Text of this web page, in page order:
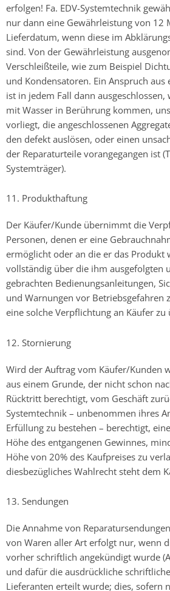
erfolgen! Fa. EDV-Systemtechnik
nur dann eine Gewährleistung von 12
Lieferdatum, wenn diese im
sind. Von der Gewährleistung
Verschleißteile, wie zum Beispiel
und Kondensatoren. Ein Anspruch
ist in jedem Fall dann
mit Wasser in Berührung kommen,
vorliegt, die angeschlossenen
den defekt auslösen, oder einen
der Reparaturteile vorangegangen ist
Systemträger).
11. Produkthaftung
Der Käufer/Kunde übernimmt die
Personen, denen er eine
ermöglicht oder an die er das Produkt
vollständig über die ihm ausgefolgten
gebrachten Bedienungsanleitungen,
und Warnungen vor Betriebsgefahren
eine solche Verpflichtung an Käufer zu
12. Stornierung
Wird der Auftrag vom Käufer/Kunden
aus einem Grunde, der nicht schon
Rücktritt berechtigt, vom Geschäft
Systemtechnik – unbenommen ihres
Erfüllung zu bestehen – berechtigt,
Höhe des entgangenen Gewinnes,
Höhe von 20% des Kaufpreises zu
diesbezügliches Wahlrecht steht dem
13. Sendungen
Die Annahme von
von Waren aller Art erfolgt nur, wenn
vorher schriftlich angekündigt wurde
und dafür die ausdrückliche
Lieferanten erteilt wurde; dies, sofern